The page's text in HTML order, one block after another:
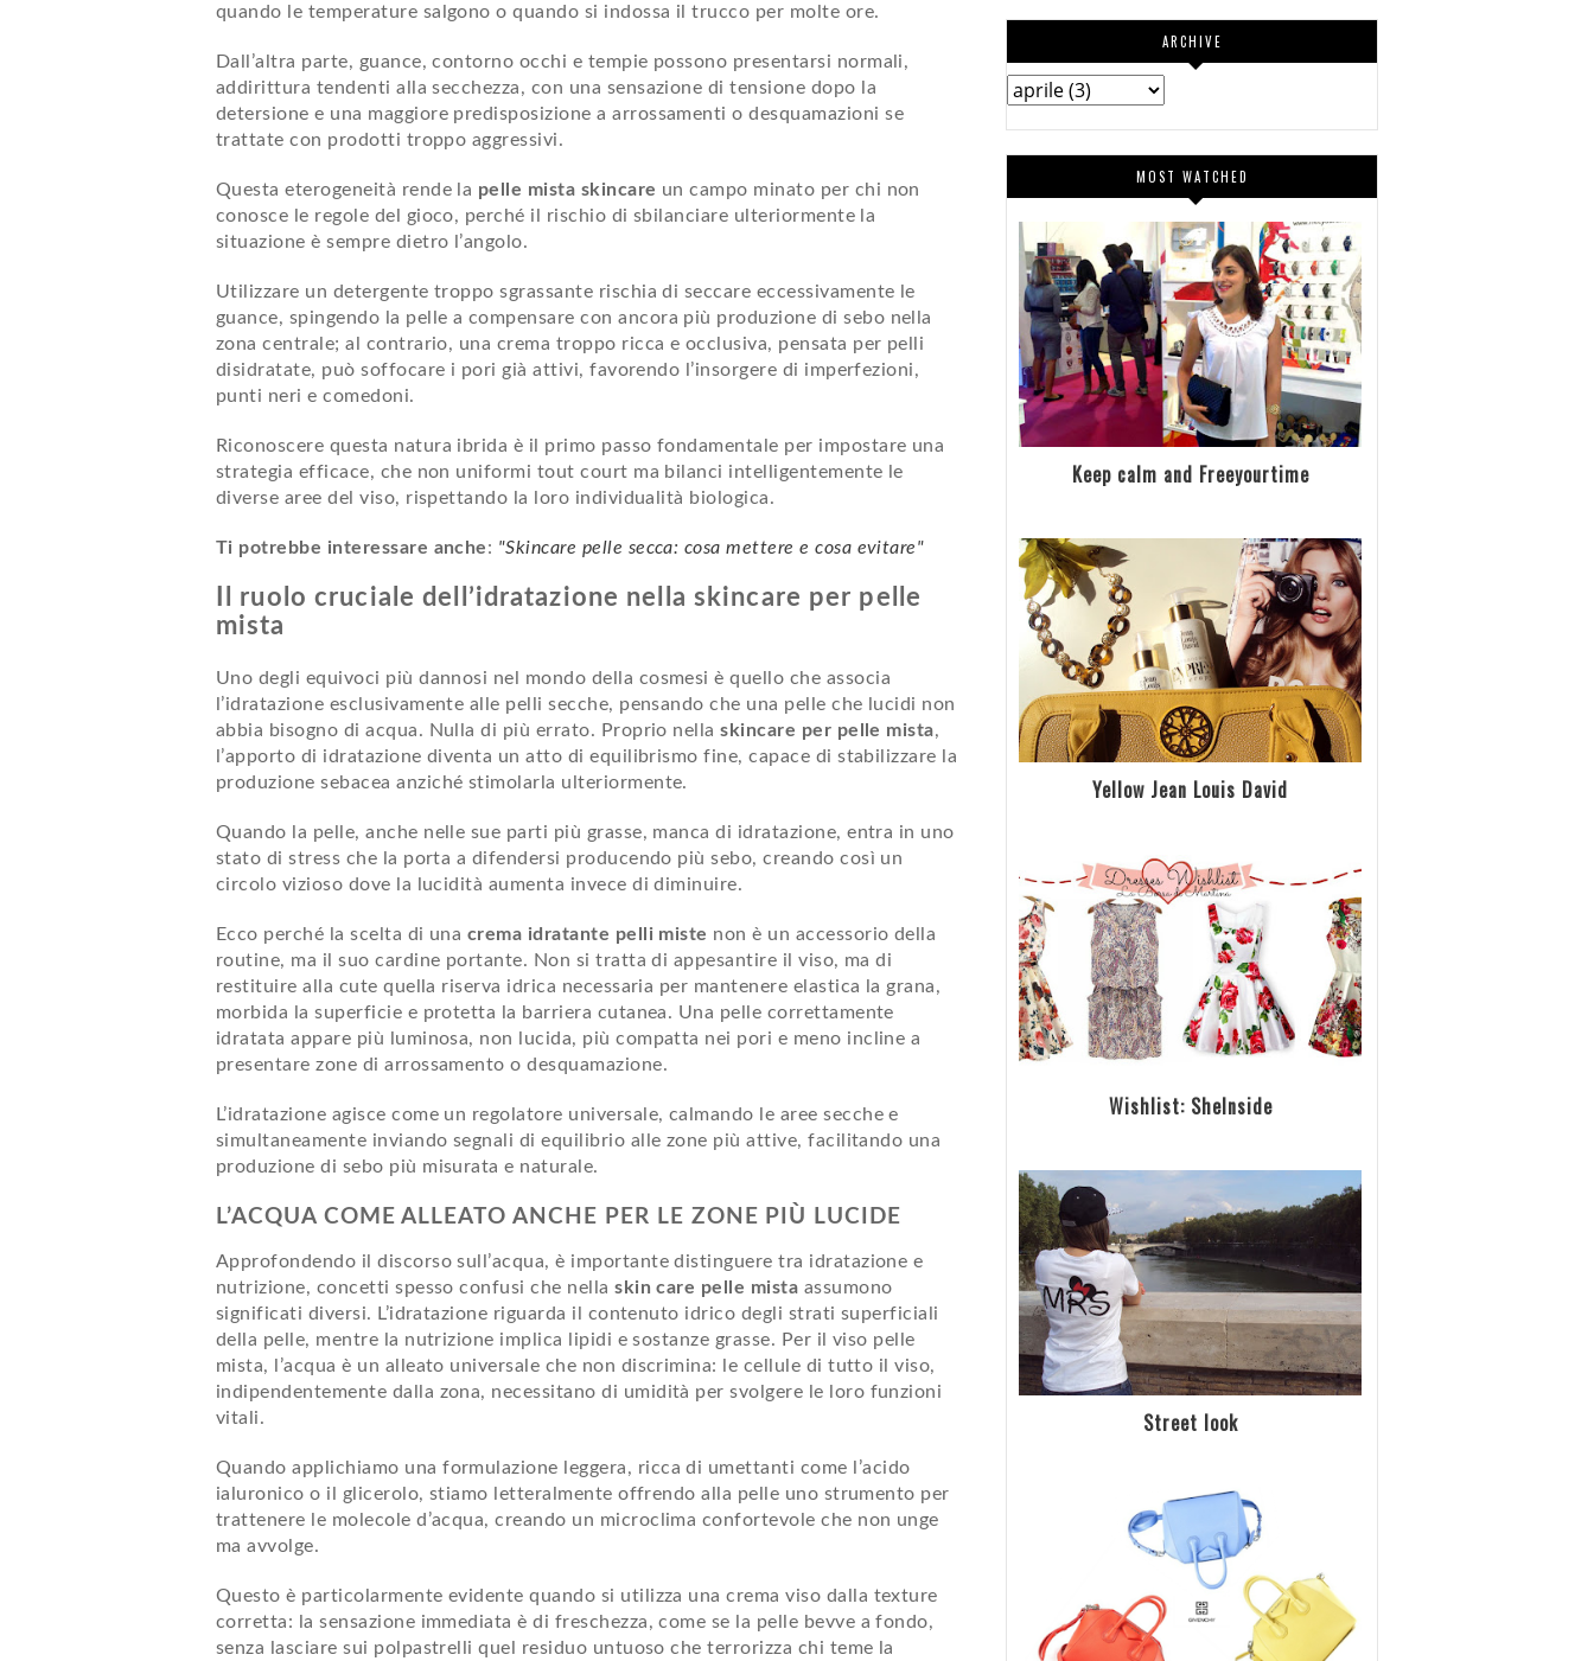
quando le temperature salgono o quando si indossa il trucco per molte ore.
Dall’altra parte, guance, contorno occhi e tempie possono presentarsi normali,
addirittura tendenti alla secchezza, con una sensazione di tensione dopo la
detersione e una maggiore predisposizione a arrossamenti o desquamazioni se
trattate con prodotti troppo aggressivi.
Questa eterogeneità rende la pelle mista skincare un campo minato per chi non
conosce le regole del gioco, perché il rischio di sbilanciare ulteriormente la
situazione è sempre dietro l’angolo.
Utilizzare un detergente troppo sgrassante rischia di seccare eccessivamente le
guance, spingendo la pelle a compensare con ancora più produzione di sebo nella
zona centrale; al contrario, una crema troppo ricca e occlusiva, pensata per pelli
disidratate, può soffocare i pori già attivi, favorendo l’insorgere di imperfezioni,
punti neri e comedoni.
Riconoscere questa natura ibrida è il primo passo fondamentale per impostare una
strategia efficace, che non uniformi tout court ma bilanci intelligentemente le
diverse aree del viso, rispettando la loro individualità biologica.
Ti potrebbe interessare anche: "Skincare pelle secca: cosa mettere e cosa evitare"
Il ruolo cruciale dell’idratazione nella skincare per pelle
mista
Uno degli equivoci più dannosi nel mondo della cosmesi è quello che associa
l’idratazione esclusivamente alle pelli secche, pensando che una pelle che lucidi non
abbia bisogno di acqua. Nulla di più errato. Proprio nellaskincare per pelle mista,
l’apporto di idratazione diventa un atto di equilibrismo fine, capace di stabilizzare la
produzione sebacea anziché stimolarla ulteriormente.
Quando la pelle, anche nelle sue parti più grasse, manca di idratazione, entra in uno
stato di stress che la porta a difendersi producendo più sebo, creando così un
circolo vizioso dove la lucidità aumenta invece di diminuire.
Ecco perché la scelta di una crema idratante pelli miste non è un accessorio della
routine, ma il suo cardine portante. Non si tratta di appesantire il viso, ma di
restituire alla cute quella riserva idrica necessaria per mantenere elastica la grana,
morbida la superficie e protetta la barriera cutanea. Una pelle correttamente
idratata appare più luminosa, non lucida, più compatta nei pori e meno incline a
presentare zone di arrossamento o desquamazione.
L’idratazione agisce come un regolatore universale, calmando le aree secche e
simultaneamente inviando segnali di equilibrio alle zone più attive, facilitando una
produzione di sebo più misurata e naturale.
L’ACQUA COME ALLEATO ANCHE PER LE ZONE PIÙ LUCIDE
Approfondendo il discorso sull’acqua, è importante distinguere tra idratazione e
nutrizione, concetti spesso confusi che nellaskin care pelle mista assumono
significati diversi. L’idratazione riguarda il contenuto idrico degli strati superficiali
della pelle, mentre la nutrizione implica lipidi e sostanze grasse. Per il viso pelle
mista, l’acqua è un alleato universale che non discrimina: le cellule di tutto il viso,
indipendentemente dalla zona, necessitano di umidità per svolgere le loro funzioni
vitali.
Quando applichiamo una formulazione leggera, ricca di umettanti come l’acido
ialuronico o il glicerolo, stiamo letteralmente offrendo alla pelle uno strumento per
trattenere le molecole d’acqua, creando un microclima confortevole che non unge
ma avvolge.
Questo è particolarmente evidente quando si utilizza una crema viso dalla texture
corretta: la sensazione immediata è di freschezza, come se la pelle bevve a fondo,
senza lasciare sui polpastrelli quel residuo untuoso che terrorizza chi teme la
ARCHIVE
MOST WATCHED
Keep calm and Freeyourtime
Yellow Jean Louis David
Wishlist: SheInside
Street look